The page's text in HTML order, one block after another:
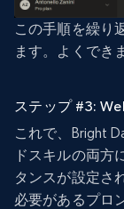
この手順を繰り
ます。よくでき
ステップ #3:
これで、Bright
ドスキルの両方
タンスが設定さ
必要があるプロ